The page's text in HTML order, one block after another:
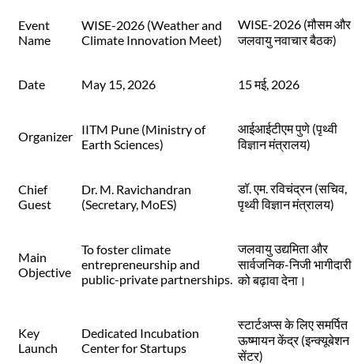
Event
Name
WISE-2026 (Weather and
Climate Innovation Meet)
WISE-2026 (मौसम और
जलवायु नवाचार बैठक)
Date May 15, 2026 15 मई, 2026
Organizer
IITM Pune (Ministry of
Earth Sciences)
आईआईटीएम पुणे (पृथ्वी
विज्ञान मंत्रालय)
Chief
Guest
Dr. M. Ravichandran
(Secretary, MoES)
डॉ. एम. रविचंद्रन (सचिव,
पृथ्वी विज्ञान मंत्रालय)
Main
Objective
To foster climate
entrepreneurship and
public-private partnerships.
जलवायु उद्यमिता और
सार्वजनिक-निजी भागीदारी
को बढ़ावा देना।
Key
Launch
Dedicated Incubation
Center for Startups
स्टार्टअप्स के लिए समर्पित
ऊष्मायन केंद्र (इन्क्यूबेशन
सेंटर)